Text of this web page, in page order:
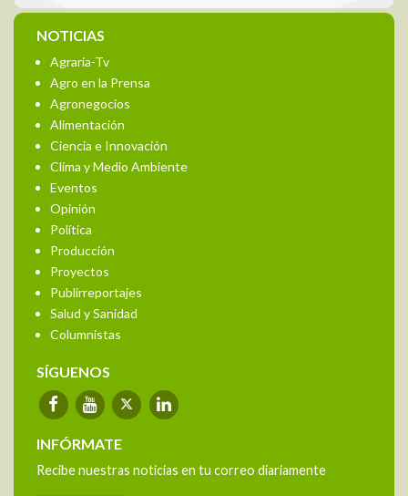
NOTICIAS
Agraria-Tv
Agro en la Prensa
Agronegocios
Alimentación
Ciencia e Innovación
Clima y Medio Ambiente
Eventos
Opinión
Política
Producción
Proyectos
Publirreportajes
Salud y Sanidad
Columnistas
SÍGUENOS
INFÓRMATE
Recibe nuestras noticias en tu correo diariamente